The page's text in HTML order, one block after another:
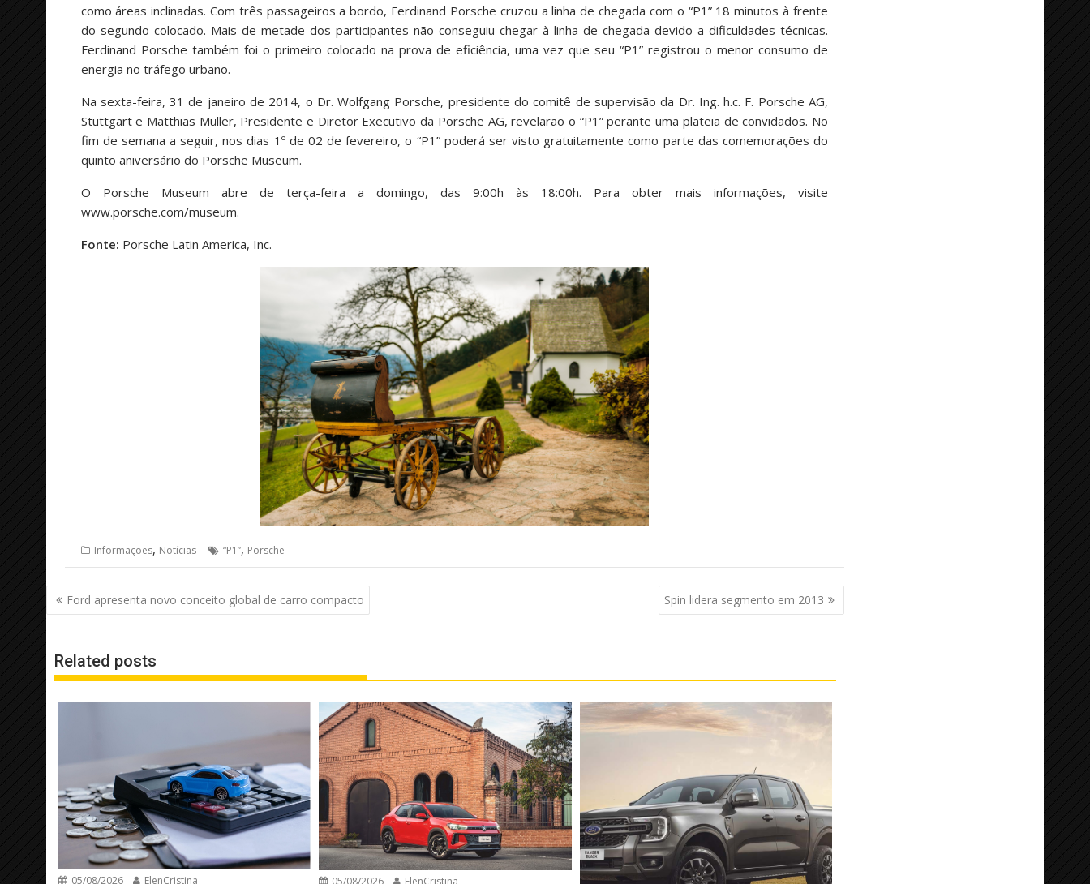
como áreas inclinadas. Com três passageiros a bordo, Ferdinand Porsche cruzou a linha de chegada com o “P1” 18 minutos à frente
do segundo colocado. Mais de metade dos participantes não conseguiu chegar à linha de chegada devido a dificuldades técnicas.
Ferdinand Porsche também foi o primeiro colocado na prova de eficiência, uma vez que seu “P1” registrou o menor consumo de
energia no tráfego urbano.
Na sexta-feira, 31 de janeiro de 2014, o Dr. Wolfgang Porsche, presidente do comitê de supervisão da Dr. Ing. h.c. F. Porsche AG,
Stuttgart e Matthias Müller, Presidente e Diretor Executivo da Porsche AG, revelarão o “P1” perante uma plateia de convidados. No
fim de semana a seguir, nos dias 1º de 02 de fevereiro, o “P1” poderá ser visto gratuitamente como parte das comemorações do
quinto aniversário do Porsche Museum.
O Porsche Museum abre de terça-feira a domingo, das 9:00h às 18:00h. Para obter mais informações, visite
www.porsche.com/museum.
Fonte: Porsche Latin America, Inc.
Informações, Notícias “P1”, Porsche
Navegação
de
Ford apresenta novo conceito global de carro compacto Spin lidera segmento em 2013
Related posts
05/08/2026 ElenCristina 05/08/2026 ElenCristina